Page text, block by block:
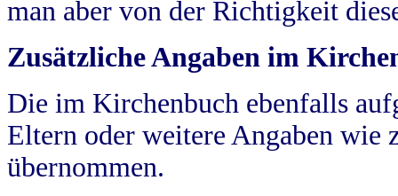
man aber von der Richtigkeit
Zusätzliche Angaben im
Die im Kirchenbuch ebenfalls
Eltern oder weitere Angaben wie
übernommen.